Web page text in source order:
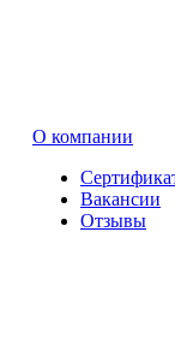
О компании
Вакансии
Отзывы